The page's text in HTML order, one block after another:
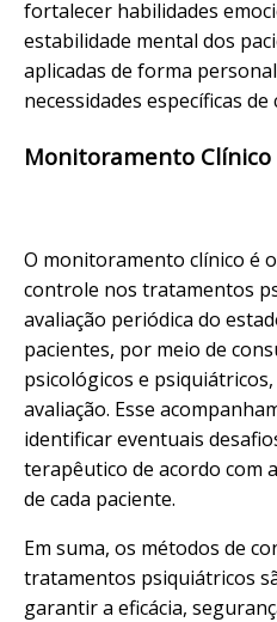
fortalecer habilidades
estabilidade mental dos
aplicadas de forma
necessidades específicas de
Monitoramento Clínico
O monitoramento clínico é
controle nos tratamentos
avaliação periódica do
pacientes, por meio de
psicológicos e
avaliação. Esse
identificar eventuais
terapêutico de acordo com
de cada paciente.
Em suma, os métodos de
tratamentos psiquiátricos
garantir a eficácia,